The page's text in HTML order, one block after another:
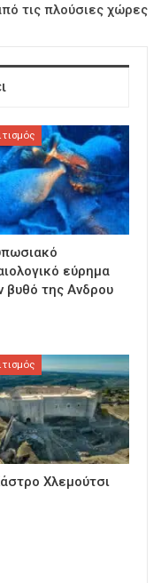
τις πλούσιες χώρες
εύρημα
βυθό της Ανδρου
Χλεμούτσι